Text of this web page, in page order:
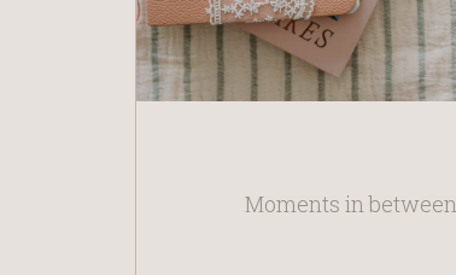
Moments in between